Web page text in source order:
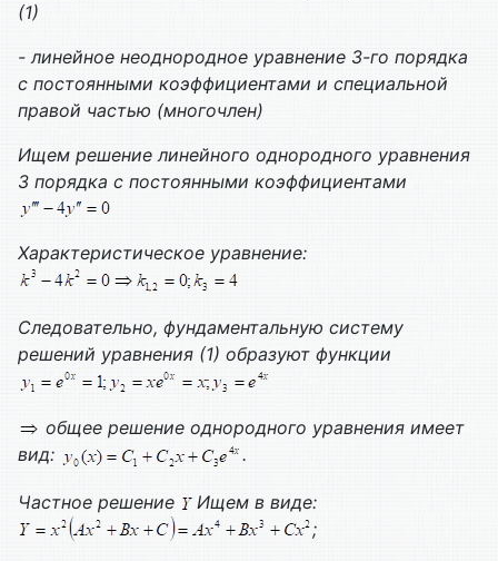
(1)
- линейное неоднородное уравнение 3-го порядка
с постоянными коэффициентами и специальной
правой частью (многочлен)
Ищем решение линейного однородного уравнения
3 порядка с постоянными коэффициентами
Характеристическое уравнение:
Следовательно, фундаментальную систему
решений уравнения (1) образуют функции
общее решение однородного уравнения имеет
вид:
.
Частное решение
Ищем в виде:
;